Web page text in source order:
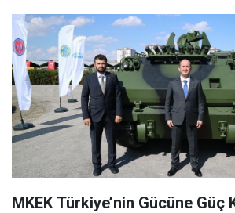
MKEK Türkiye’nin Gücüne Güç